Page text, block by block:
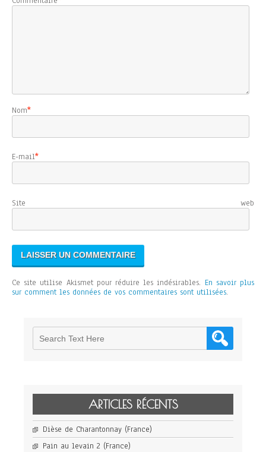
Nom*
E-mail*
Site web
Ce site utilise Akismet pour réduire les indésirables. En savoir plus
sur comment les données de vos commentaires sont utilisées.
ARTICLES RÉCENTS
Dièse de Charantonnay (France)
Pain au levain 2 (France)